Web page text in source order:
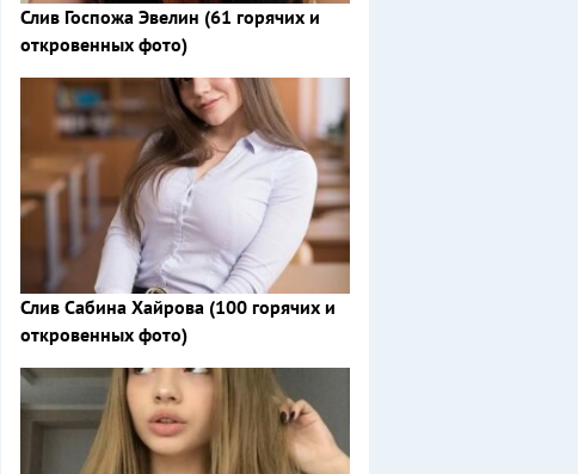
Слив Госпожа Эвелин (61 горячих и
откровенных фото)
Слив Сабина Хайрова (100 горячих и
откровенных фото)